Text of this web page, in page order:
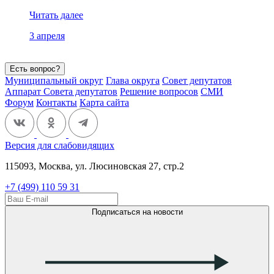
Читать далее
3 апреля
Есть вопрос?
Муниципальный округ Глава округа Совет депутатов
Аппарат Совета депутатов Решение вопросов СМИ
Форум Контакты Карта сайта
Версия для слабовидящих
115093, Москва, ул. Люсиновская 27, стр.2
+7 (499) 110 59 31
Подписаться на новости